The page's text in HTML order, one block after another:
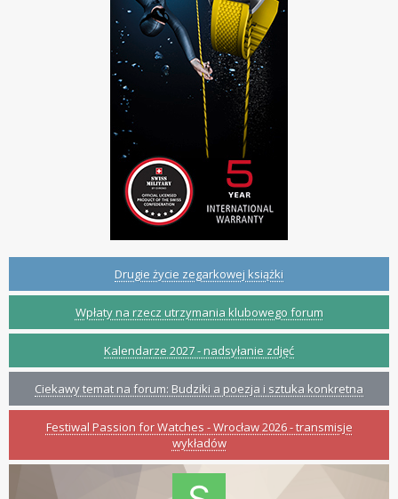
Drugie życie zegarkowej książki
Wpłaty na rzecz utrzymania klubowego forum
Kalendarze 2027 - nadsyłanie zdjęć
Ciekawy temat na forum: Budziki a poezja i sztuka konkretna
Festiwal Passion for Watches - Wrocław 2026 - transmisje
wykładów